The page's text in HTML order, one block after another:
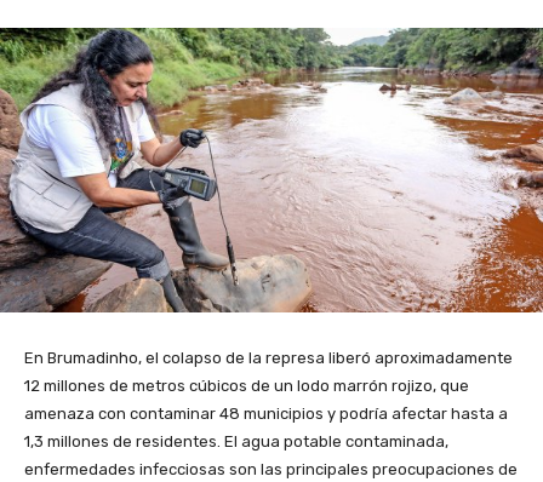
En Brumadinho, el colapso de la represa liberó aproximadamente
12 millones de metros cúbicos de un lodo marrón rojizo, que
amenaza con contaminar 48 municipios y podría afectar hasta a
1,3 millones de residentes. El agua potable contaminada,
enfermedades infecciosas son las principales preocupaciones de